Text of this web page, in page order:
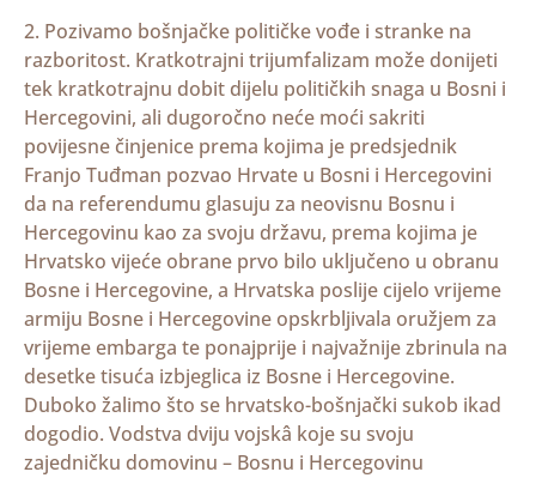
2. Pozivamo bošnjačke političke vođe i stranke na
razboritost. Kratkotrajni trijumfalizam može donijeti
tek kratkotrajnu dobit dijelu političkih snaga u Bosni i
Hercegovini, ali dugoročno neće moći sakriti
povijesne činjenice prema kojima je predsjednik
Franjo Tuđman pozvao Hrvate u Bosni i Hercegovini
da na referendumu glasuju za neovisnu Bosnu i
Hercegovinu kao za svoju državu, prema kojima je
Hrvatsko vijeće obrane prvo bilo uključeno u obranu
Bosne i Hercegovine, a Hrvatska poslije cijelo vrijeme
armiju Bosne i Hercegovine opskrbljivala oružjem za
vrijeme embarga te ponajprije i najvažnije zbrinula na
desetke tisuća izbjeglica iz Bosne i Hercegovine.
Duboko žalimo što se hrvatsko-bošnjački sukob ikad
dogodio. Vodstva dviju vojskâ koje su svoju
zajedničku domovinu – Bosnu i Hercegovinu